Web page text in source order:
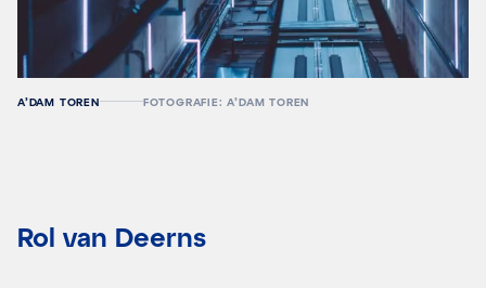
A’DAM TOREN FOTOGRAFIE: A’DAM TOREN
Rol van Deerns